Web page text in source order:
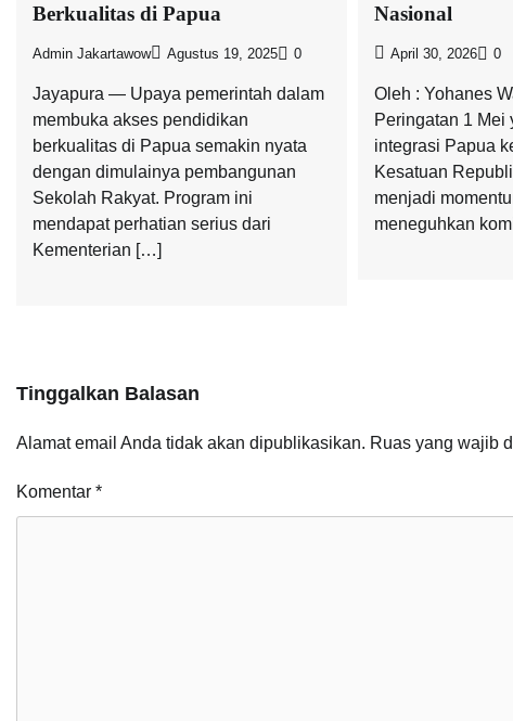
Berkualitas di Papua
Admin Jakartawow Agustus 19, 2025 0
Jayapura — Upaya pemerintah dalam
membuka akses pendidikan
berkualitas di Papua semakin nyata
dengan dimulainya pembangunan
Sekolah Rakyat. Program ini
mendapat perhatian serius dari
Kementerian […]
Nasional
April 30, 2026 0
Oleh : Yohanes
Peringatan 1 Mei
integrasi Papua
Kesatuan
menjadi
meneguhkan
Tinggalkan Balasan
Alamat email Anda tidak akan dipublikasikan. Ruas yang wajib
Komentar *